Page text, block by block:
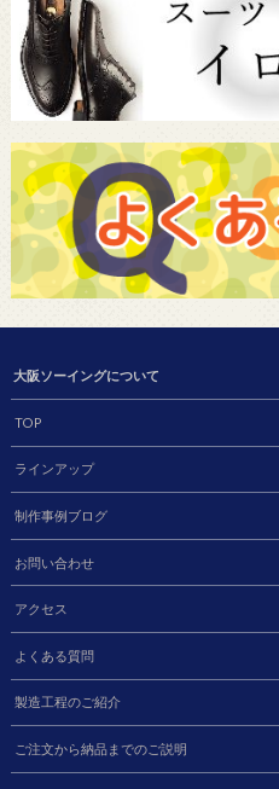
大阪ソーイングについて
TOP
ラインアップ
制作事例ブログ
お問い合わせ
アクセス
よくある質問
製造工程のご紹介
ご注文から納品までのご説明